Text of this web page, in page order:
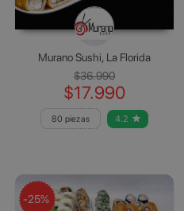
Murano Sushi, La Florida
$36.990
$17.990
80 piezas 4.2
-25%